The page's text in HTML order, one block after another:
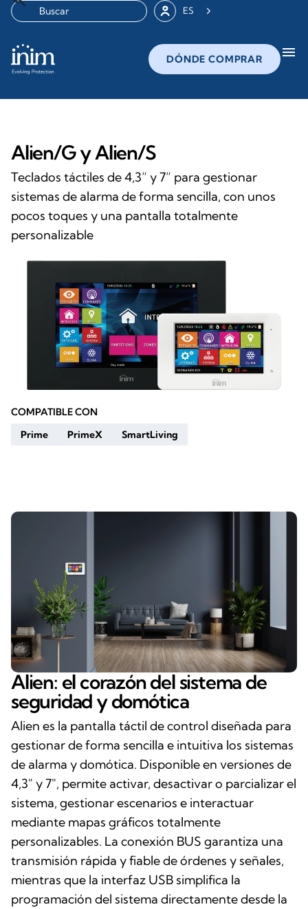
ES
DÓNDE COMPRAR menu
Alien/G y Alien/S
Teclados táctiles de 4,3” y 7” para gestionar
sistemas de alarma de forma sencilla, con unos
pocos toques y una pantalla totalmente
personalizable
COMPATIBLE CON
Prime
PrimeX SmartLiving
Alien: el corazón del sistema de
seguridad y domótica
Alien es la pantalla táctil de control diseñada para
gestionar de forma sencilla e intuitiva los sistemas
de alarma y domótica. Disponible en versiones de
4,3″ y 7″, permite activar, desactivar o parcializar el
sistema, gestionar escenarios e interactuar
mediante mapas gráficos totalmente
personalizables. La conexión BUS garantiza una
transmisión rápida y fiable de órdenes y señales,
mientras que la interfaz USB simplifica la
programación del sistema directamente desde la